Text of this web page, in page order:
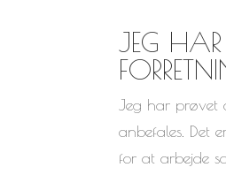
JEG
Jeg har prøvet
anbefales. Det
for at arbejde